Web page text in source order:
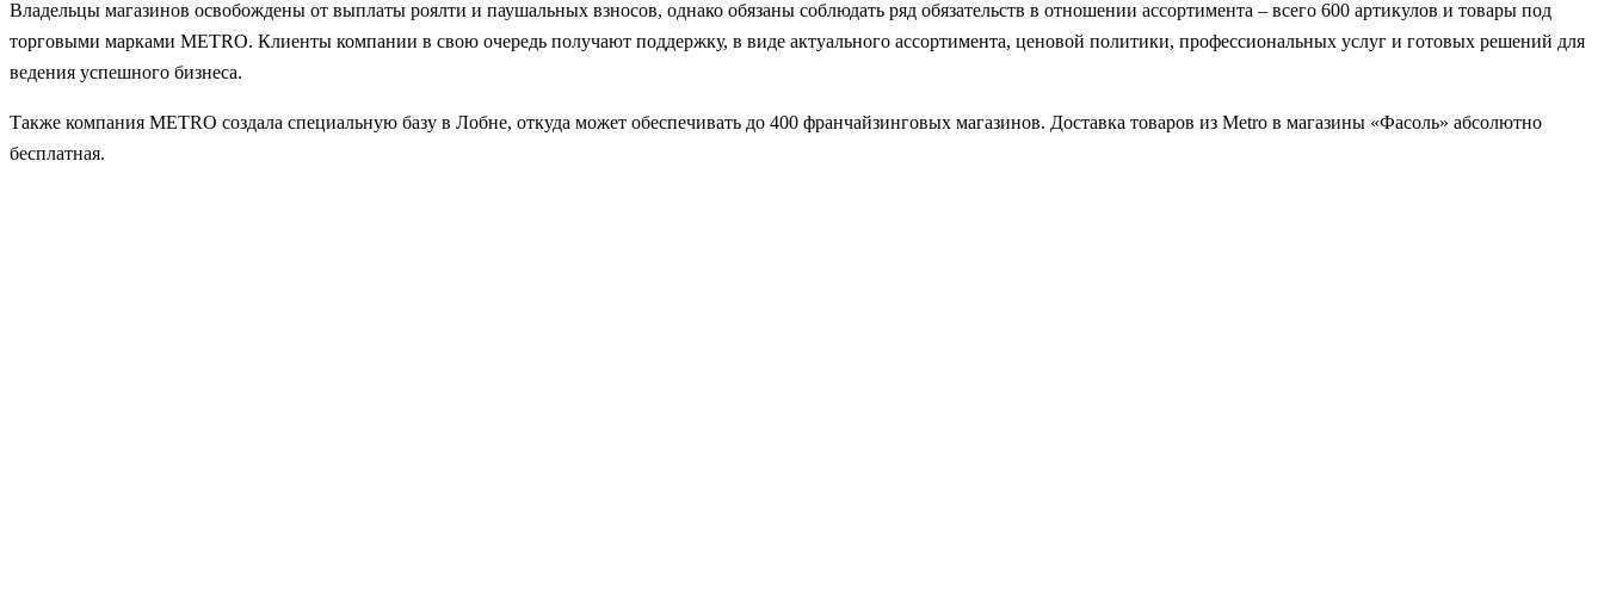
Владельцы магазинов освобождены от выплаты роялти и паушальных взносов, однако обязаны соблюдать ряд обязательств в отношении ассортимента – всего 600 артикулов и товары под
торговыми марками METRO. Клиенты компании в свою очередь получают поддержку, в виде актуального ассортимента, ценовой политики, профессиональных услуг и готовых решений для
ведения успешного бизнеса.
Также компания МETRO создала специальную базу в Лобне, откуда может обеспечивать до 400 франчайзинговых магазинов. Доставка товаров из Metro в магазины «Фасоль» абсолютно
бесплатная.